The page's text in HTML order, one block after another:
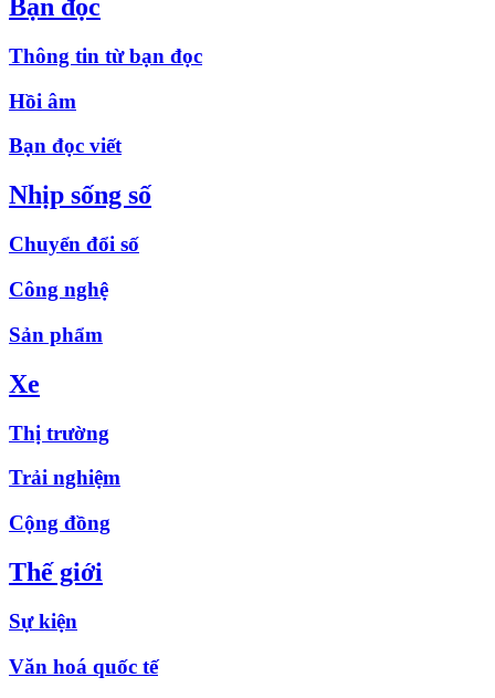
Bạn đọc
Thông tin từ bạn đọc
Hồi âm
Bạn đọc viết
Nhịp sống số
Chuyển đổi số
Công nghệ
Sản phẩm
Xe
Thị trường
Trải nghiệm
Cộng đồng
Thế giới
Sự kiện
Văn hoá quốc tế